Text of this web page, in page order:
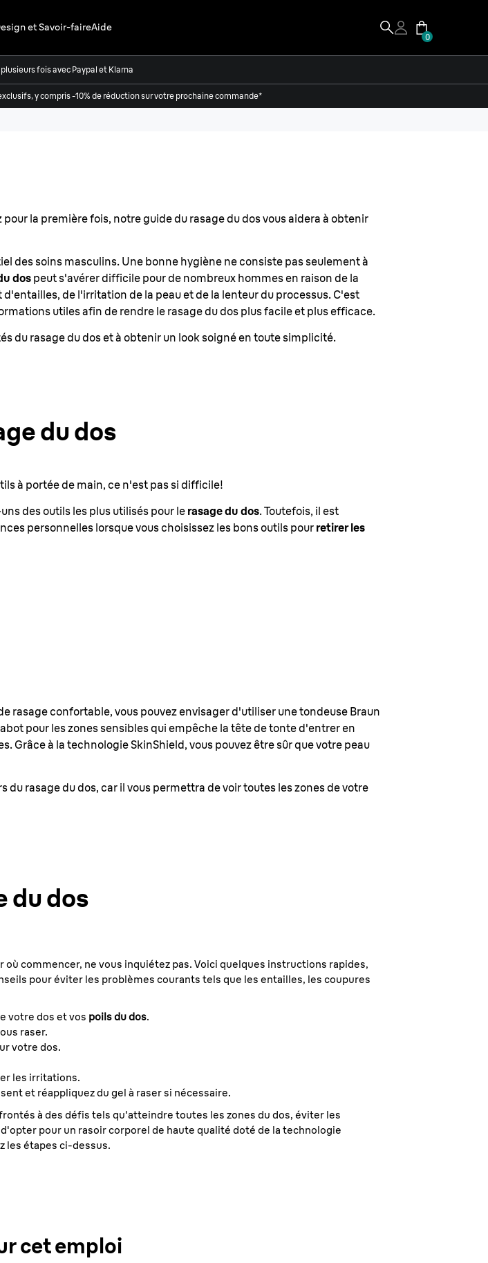
et Savoir-faireAide
0
fois avec Paypal et Klarna
y compris -10% de réduction sur votre prochaine commande*
pour la première fois, notre guide du rasage du dos vous aidera à obtenir
des soins masculins. Une bonne hygiène ne consiste pas seulement à
dospeut s'avérer difficile pour de nombreux hommes en raison de la
de l'irritation de la peau et de la lenteur du processus. C'est
utiles afin de rendre le rasage du dos plus facile et plus efficace.
du rasage du dos et à obtenir un look soigné en toute simplicité.
du dos
à portée de main, ce n'est pas si difficile!
des outils les plus utilisés pour le rasage du dos. Toutefois, il est
personnelles lorsque vous choisissez les bons outils pourretirer les
rasage confortable, vous pouvez envisager d'utiliser une tondeuse Braun
pour les zones sensibles qui empêche la tête de tonte d'entrer en
Grâce à la technologie SkinShield, vous pouvez être sûr que votre peau
du rasage du dos, car il vous permettra de voir toutes les zones de votre
du dos
où commencer, ne vous inquiétez pas. Voici quelques instructions rapides,
pour éviter les problèmes courants tels que les entailles, les coupures
votre dos et vos poils du dos.
raser.
votre dos.
les irritations.
et réappliquez du gel à raser si nécessaire.
à des défis tels qu'atteindre toutes les zones du dos, éviter les
pour un rasoir corporel de haute qualité doté de la technologie
les étapes ci-dessus.
cet emploi